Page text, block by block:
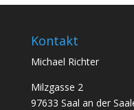
Kontakt
Michael Richter
Milzgasse 2
97633 Saal an der